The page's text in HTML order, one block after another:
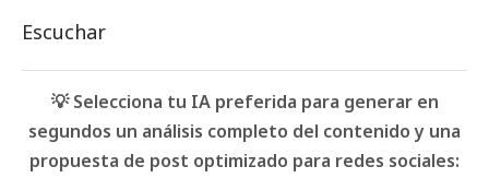
Escuchar
💡 Selecciona tu IA preferida para generar en
segundos un análisis completo del contenido y una
propuesta de post optimizado para redes sociales: